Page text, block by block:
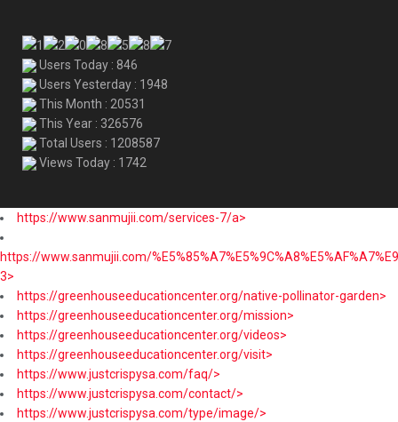
Users Today : 846
Users Yesterday : 1948
This Month : 20531
This Year : 326576
Total Users : 1208587
Views Today : 1742
https://www.sanmujii.com/services-7/a>
https://www.sanmujii.com/
3>
https://greenhouseeducationcenter.org/native-pollinator-garden>
https://greenhouseeducationcenter.org/mission>
https://greenhouseeducationcenter.org/videos>
https://greenhouseeducationcenter.org/visit>
https://www.justcrispysa.com/faq/>
https://www.justcrispysa.com/contact/>
https://www.justcrispysa.com/type/image/>